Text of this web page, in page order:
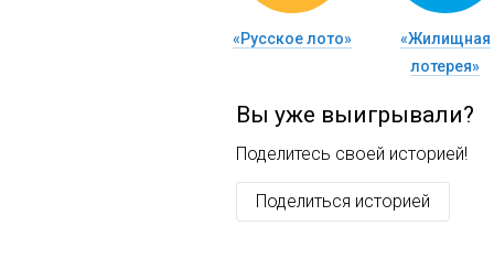
«Русское лото»
«Жилищная
лотерея»
Вы уже выигрывали?
Поделитесь своей историей!
Поделиться историей